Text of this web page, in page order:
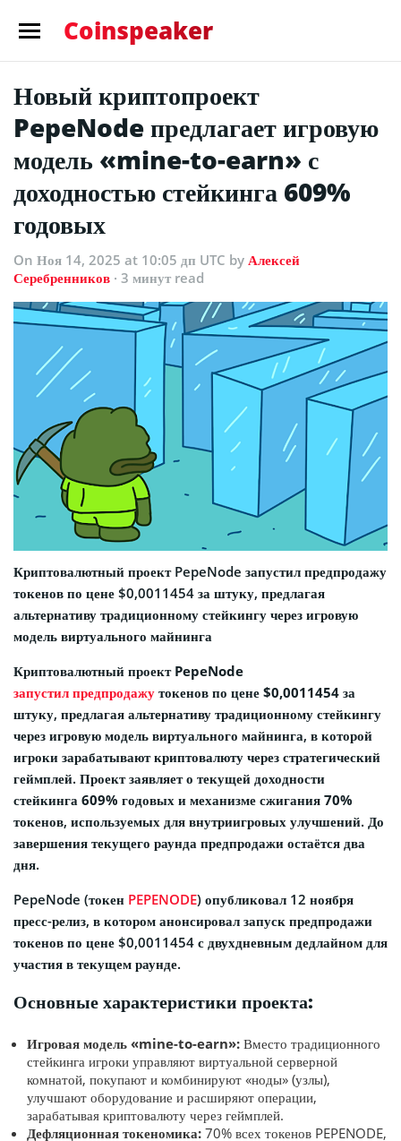
Coinspeaker
Новый криптопроект
PepeNode предлагает игровую
модель «mine-to-earn» с
доходностью стейкинга 609%
годовых
On Ноя 14, 2025 at 10:05 дп UTC by Алексей
Серебренников · 3 минут read
Криптовалютный проект PepeNode запустил предпродажу
токенов по цене $0,0011454 за штуку, предлагая
альтернативу традиционному стейкингу через игровую
модель виртуального майнинга
Криптовалютный проект PepeNode
запустил предпродажу токенов по цене $0,0011454 за
штуку, предлагая альтернативу традиционному стейкингу
через игровую модель виртуального майнинга, в которой
игроки зарабатывают криптовалюту через стратегический
геймплей. Проект заявляет о текущей доходности
стейкинга 609% годовых и механизме сжигания 70%
токенов, используемых для внутриигровых улучшений. До
завершения текущего раунда предпродажи остаётся два
дня.
PepeNode (токен PEPENODE) опубликовал 12 ноября
пресс-релиз, в котором анонсировал запуск предпродажи
токенов по цене $0,0011454 с двухдневным дедлайном для
участия в текущем раунде.
Основные характеристики проекта:
Игровая модель «mine-to-earn»: Вместо традиционного
стейкинга игроки управляют виртуальной серверной
комнатой, покупают и комбинируют «ноды» (узлы),
улучшают оборудование и расширяют операции,
зарабатывая криптовалюту через геймплей.
Дефляционная токеномика: 70% всех токенов PEPENODE,